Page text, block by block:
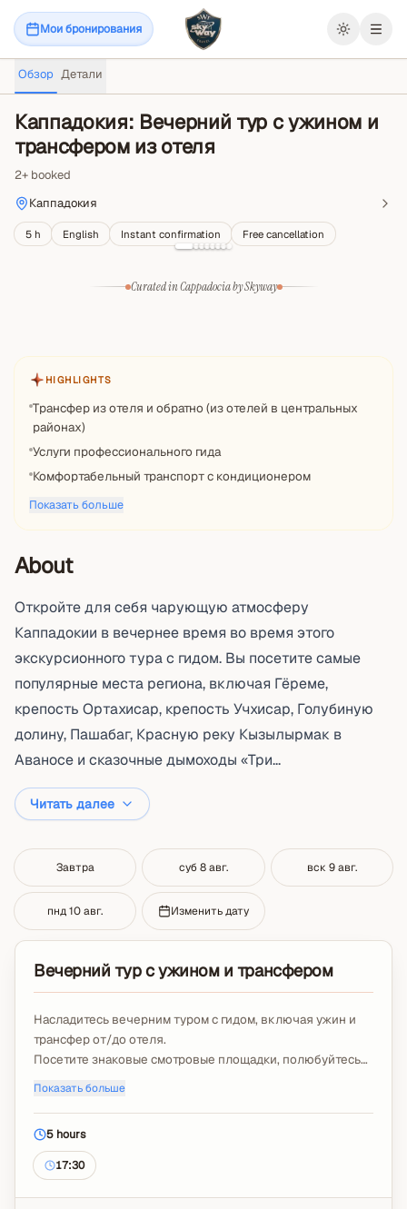
Мои бронирования
Каппадокия: Вечерний тур с ужином и
трансфером из отеля
2+ booked
Каппадокия
5 h English Instant confirmation Free cancellation
Curated in Cappadocia by Skyway
Обзор Детали
HIGHLIGHTS
Трансфер из отеля и обратно (из отелей в центральных
районах)
Услуги профессионального гида
Комфортабельный транспорт с кондиционером
Показать больше
About
Откройте для себя чарующую атмосферу
Каппадокии в вечернее время во время этого
экскурсионного тура с гидом. Вы посетите самые
популярные места региона, включая Гёреме,
крепость Ортахисар, крепость Учхисар, Голубиную
долину, Пашабаг, Красную реку Кызылырмак в
Аваносе и сказочные дымоходы «Три...
Читать далее
Завтра суб 8 авг. вск 9 авг.
пнд 10 авг. Изменить дату
Вечерний тур с ужином и трансфером
Насладитесь вечерним туром с гидом, включая ужин и
трансфер от/до отеля.
Посетите знаковые смотровые площадки, полюбуйтесь
Включены услуги гида, ужин, трансфер, входные билеты и
все налоги.
Напитки, личные расходы и чаевые не включены.
Показать больше
5 hours
17:30